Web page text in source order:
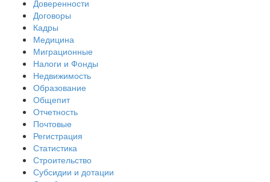
Доверенности
Договоры
Кадры
Медицина
Миграционные
Налоги и Фонды
Недвижимость
Образование
Общепит
Отчетность
Почтовые
Регистрация
Статистика
Строительство
Субсидии и дотации